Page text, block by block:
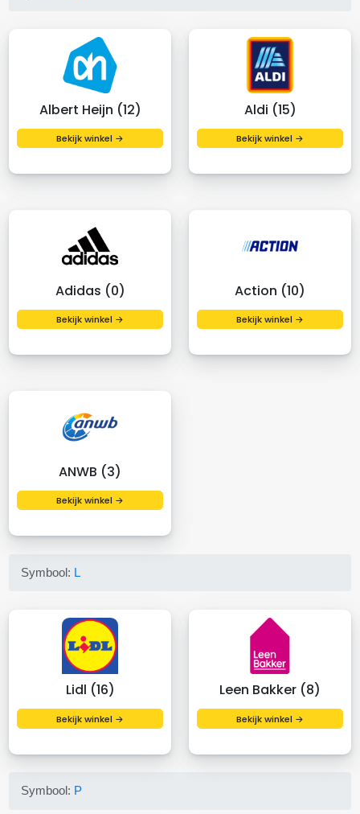
Albert Heijn (12)
Bekijk winkel →
Aldi (15)
Bekijk winkel →
Adidas (0)
Bekijk winkel →
Action (10)
Bekijk winkel →
ANWB (3)
Bekijk winkel →
Symbool: L
Lidl (16)
Bekijk winkel →
Leen Bakker (8)
Bekijk winkel →
Symbool: P